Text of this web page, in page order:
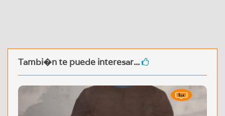
Tambi�n te puede interesar...